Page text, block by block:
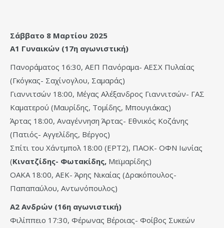
Σάββατο 8 Μαρτίου 2025
Α1 Γυναικών (17η αγωνιστική)
Πανοράματος 16:30, ΑΕΠ Πανόραμα- ΑΕΣΧ Πυλαίας
(Γκόγκας- Σαχίνογλου, Σαμαράς)
Γιαννιτσών 18:00, Μέγας Αλέξανδρος Γιαννιτσών- ΓΑΣ
Καματερού (Μαυρίδης, Τομίδης, Μπουγιάκας)
Άρτας 18:00, Αναγέννηση Άρτας- Εθνικός Κοζάνης
(Πατιός- Αγγελίδης, Βέργος)
Σπίτι του Χάντμπολ 18:00 (ΕΡΤ2), ΠΑΟΚ- ΟΦΝ Ιωνίας
(Κινατζίδης- Φωτακίδης, Μεϊμαρίδης)
ΟΑΚΑ 18:00, ΑΕΚ- Άρης Νικαίας (Δρακόπουλος-
Παπαπαύλου, Αντωνόπουλος)
Α2 Ανδρών (16η αγωνιστική)
Φιλίππειο 17:30, Φέρωνας Βέροιας- Φοίβος Συκεών